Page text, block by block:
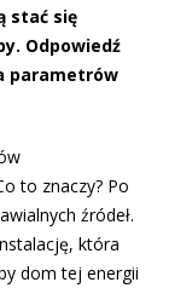
stać się
Odpowiedź
parametrów
to znaczy? Po
źródeł.
która
dom tej energii